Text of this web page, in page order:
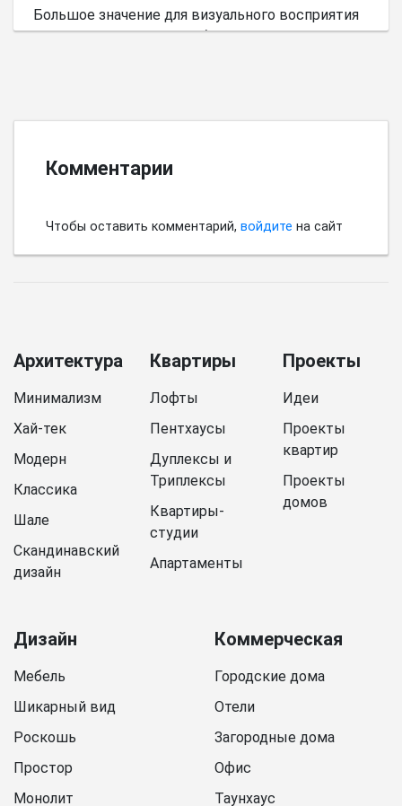
Большое значение для визуального восприятия
пространства имеет выбор цветовой палитры.
Комментарии
Чтобы оставить комментарий, войдите на сайт
Архитектура
Минимализм
Хай-тек
Модерн
Классика
Шале
Скандинавский
дизайн
Квартиры
Лофты
Пентхаусы
Дуплексы и
Триплексы
Квартиры-
студии
Апартаменты
Проекты
Идеи
Проекты
квартир
Проекты
домов
Дизайн
Мебель
Шикарный вид
Роскошь
Простор
Монолит
Коммерческая
Городские дома
Отели
Загородные дома
Офис
Таунхаус